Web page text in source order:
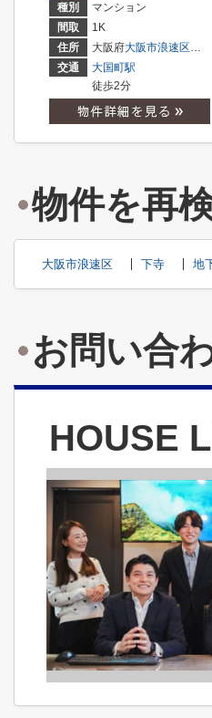
種別
マンション
間取
1K
住所
大阪府大阪市浪速区敷津
交通
大国町駅
徒歩2分
物件を再
大阪市浪速区 下寺 地
お問い合
HOUSE